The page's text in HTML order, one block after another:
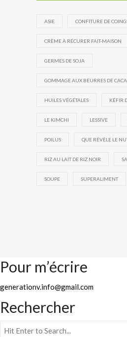
ASIE CONFITURE DE
CRÈME À RÉCURER FAIT-MAISON
GERMES DE SOJA
GOMMAGE AUX BEURRES DE
HUILES VÉGÉTALES KÉFIR
LE KIMCHI LESSIVE
POILUS QUE RÉVÈLE LE
RIZ AU LAIT DE RIZ NOIR
SOUPE SUPERALIMENT
Pour m’écrire
generationv.info@gmail.com
Rechercher